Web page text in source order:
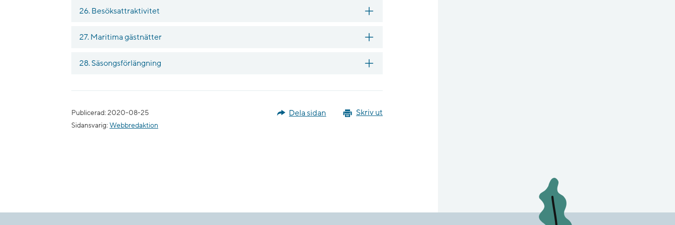
26. Besöksattraktivitet
27. Maritima gästnätter
28. Säsongsförlängning
Publicerad: 2020-08-25
Sidansvarig: Webbredaktion
Skriv ut
Dela sidan